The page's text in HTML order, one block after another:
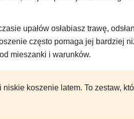
upałów osłabiasz trawę,
często pomaga jej bardziej
mieszanki i warunków.
koszenie latem. To zestaw,